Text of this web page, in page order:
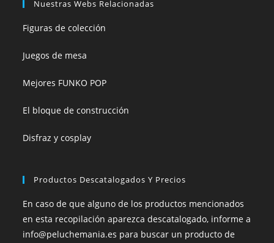
Nuestras Webs Relacionadas
Figuras de colección
Juegos de mesa
Mejores FUNKO POP
El bloque de construcción
Disfraz y cosplay
Productos Descatalogados Y Precios
En caso de que alguno de los productos mencionados
en esta recopilación aparezca descatalogado, informe a
info@peluchemania.es para buscar un producto de